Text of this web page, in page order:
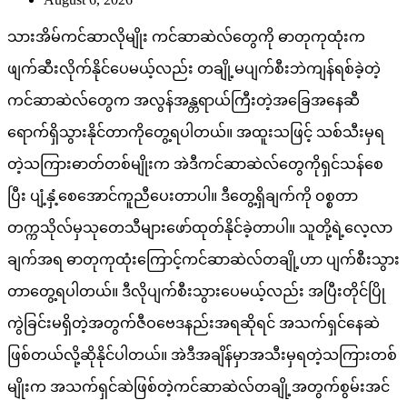
နိုင်တာဖြစ်ပါတယ်။ Ref: STDကိုထက်
Read More
ပြည်သူ့အကျိုးပြု
သတင်း
နိုင်ငံတော်သမ္မတ ဦးမင်းအောင်လှိုင်အား ထိုင်းဒုတိယ
ဝန်ကြီးချုပ် ဦးဆောင်၍ ဂုဏ်ပြုတပ်ဖွဲ့ဖြင့် ကြိုဆိုဂုဏ်
admin
August 6, 2026
ပြည်ထောင်စုသမ္မတမြန်မာနိုင်ငံတော်၊ နိုင်ငံတော်သမ္မတသည်